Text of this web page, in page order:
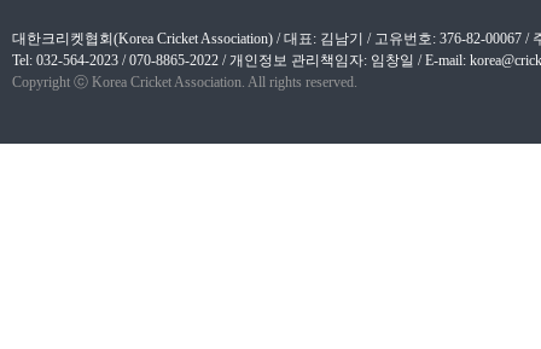
대한크리켓협회(Korea Cricket Association) / 대표: 김남기 / 고유번호: 376-82-00067
Tel: 032-564-2023 / 070-8865-2022 / 개인정보 관리책임자: 임창일 / E-mail:
Copyright ⓒ Korea Cricket Association. All rights reserved.